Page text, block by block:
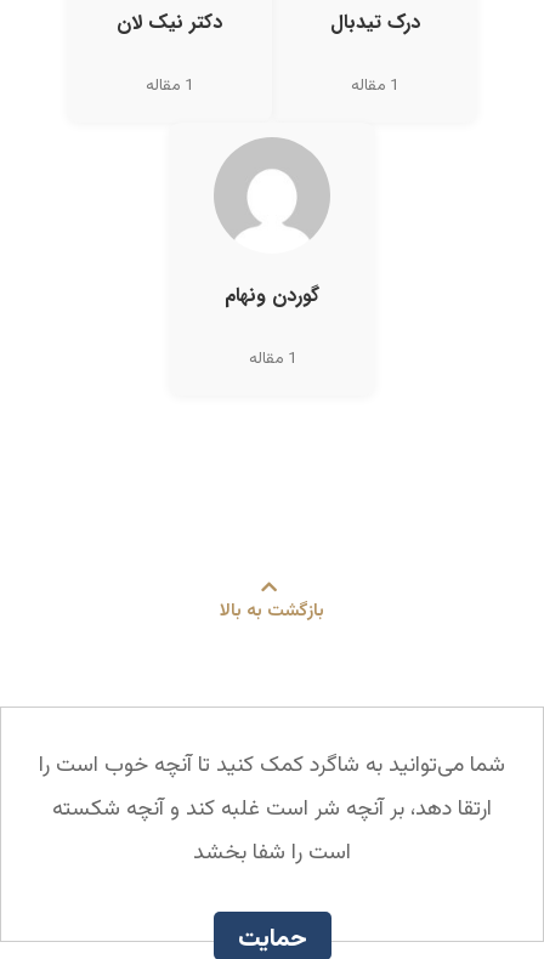
درک تیدبال
1 مقاله
دکتر نیک لان
1 مقاله
گوردن ونهام
1 مقاله
بازگشت به بالا
شما می‌توانید به شاگرد کمک کنید تا آنچه خوب است را
ارتقا دهد، بر آنچه شر است غلبه کند و آنچه شکسته
است را شفا بخشد
حمایت